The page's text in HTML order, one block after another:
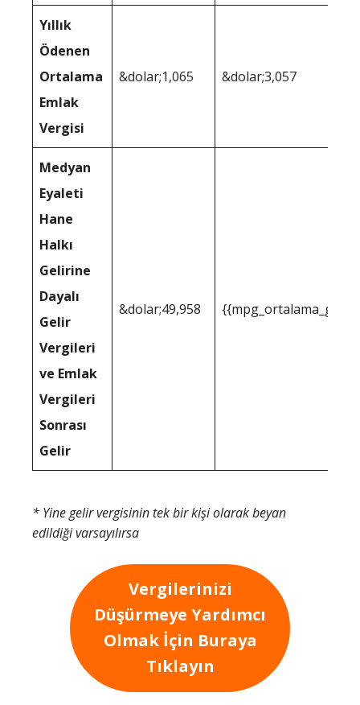
Yıllık
Ödenen
Ortalama
Emlak
Vergisi
&dolar;1,065 &dolar;3,057
Medyan
Eyaleti
Hane
Halkı
Gelirine
Dayalı
Gelir
Vergileri
ve Emlak
Vergileri
Sonrası
Gelir
&dolar;49,958
* Yine gelir vergisinin tek bir kişi olarak beyan
edildiği varsayılırsa
Vergilerinizi
Düşürmeye Yardımcı
Olmak İçin Buraya
Tıklayın